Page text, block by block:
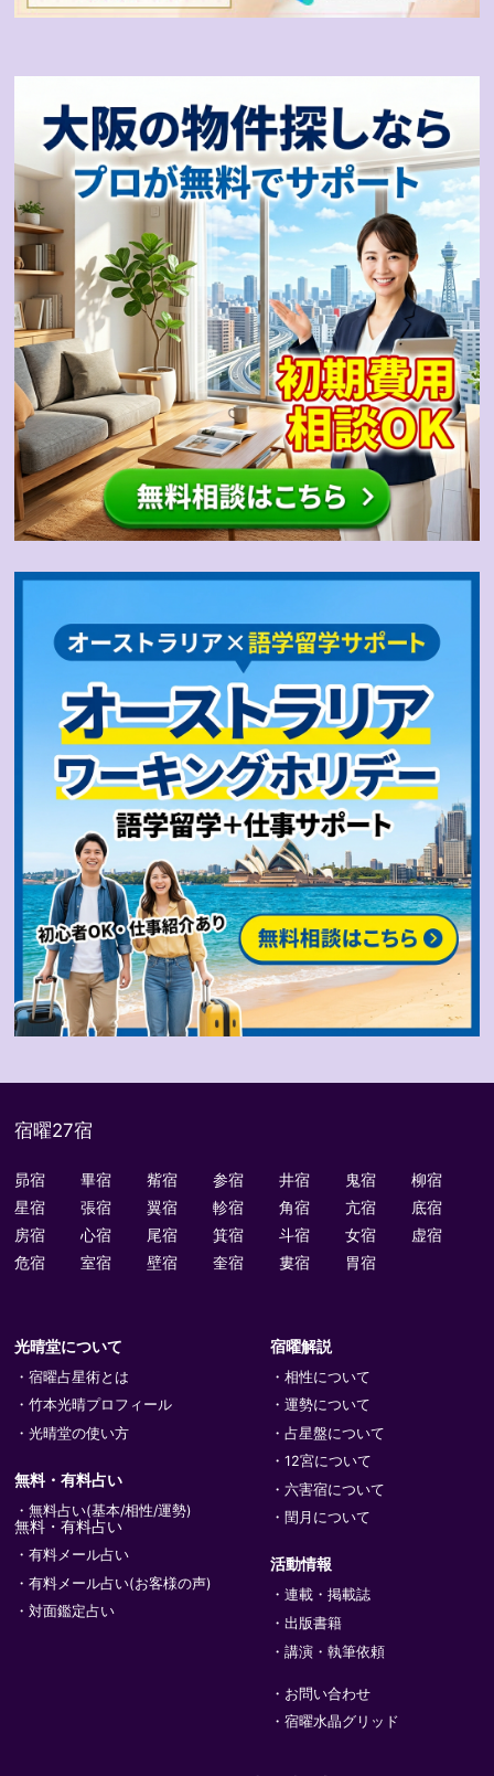
宿曜27宿
昴宿 畢宿 觜宿 参宿 井宿 鬼宿
柳宿
星宿
張宿 翼宿 軫宿 角宿 亢宿
底宿
房宿
心宿 尾宿 箕宿 斗宿 女宿
虚宿
危宿
室宿 壁宿 奎宿 婁宿 胃宿
光晴堂について
宿曜占星術とは
竹本光晴プロフィール
光晴堂の使い方
無料・有料占い
無料占い(基本/相性/運勢)
無料・有料占い
有料メール占い
有料メール占い(お客様の声)
対面鑑定占い
宿曜解説
相性について
運勢について
占星盤について
12宮について
六害宿について
閏月について
活動情報
連載・掲載誌
出版書籍
講演・執筆依頼
お問い合わせ
宿曜水晶グリッド